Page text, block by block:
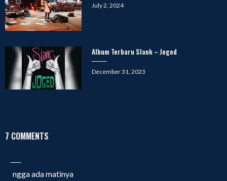
Posted
July 2, 2024
Album Terbaru Slank – Joged
Posted
December 31, 2023
7 COMMENTS
ngga ada matinya